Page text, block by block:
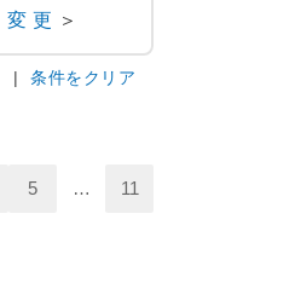
変更 ＞
条件をクリア
5 … 11